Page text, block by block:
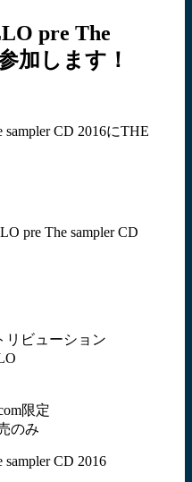
pre The
加します！
CD 2016にTHE
pre The sampler CD
リビューション
限定
のみ
CD 2016